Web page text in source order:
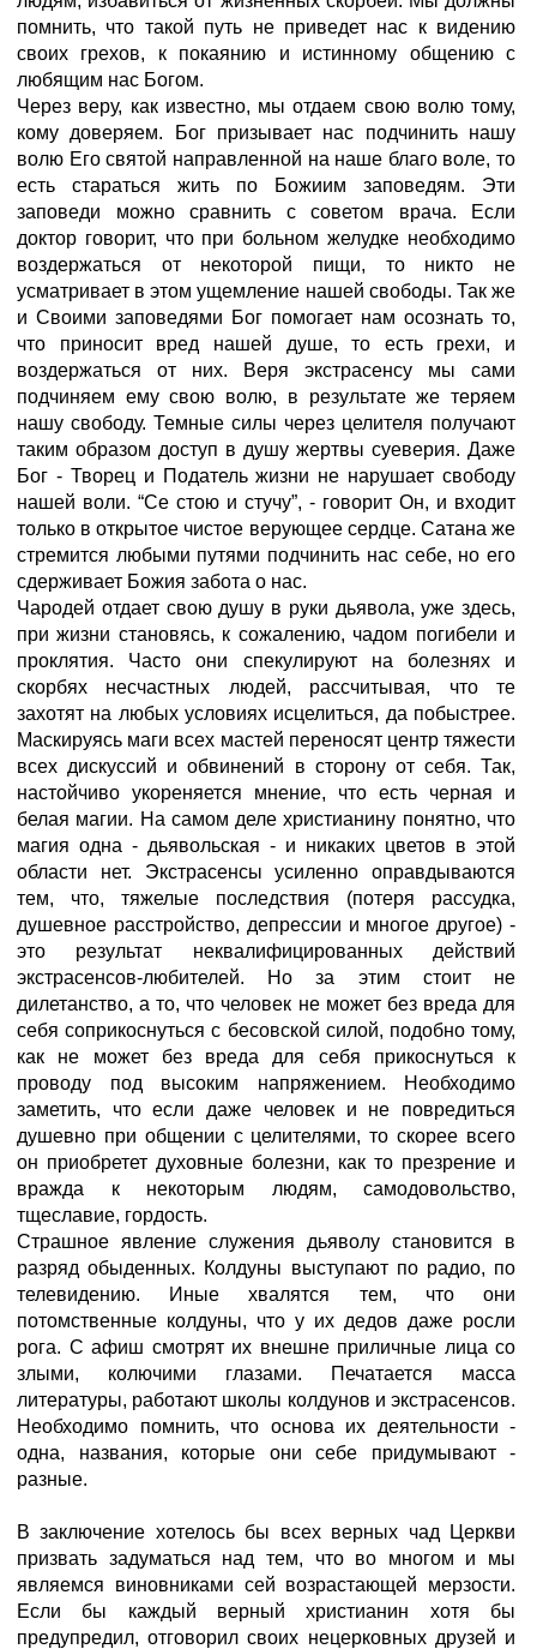
помнить, что такой путь не приведет нас к видению
своих грехов, к покаянию и истинному общению с
любящим нас Богом.
Через веру, как известно, мы отдаем свою волю тому,
кому доверяем. Бог призывает нас подчинить нашу
волю Его святой направленной на наше благо воле, то
есть стараться жить по Божиим заповедям. Эти
заповеди можно сравнить с советом врача. Если
доктор говорит, что при больном желудке необходимо
воздержаться от некоторой пищи, то никто не
усматривает в этом ущемление нашей свободы. Так же
и Своими заповедями Бог помогает нам осознать то,
что приносит вред нашей душе, то есть грехи, и
воздержаться от них. Веря экстрасенсу мы сами
подчиняем ему свою волю, в результате же теряем
нашу свободу. Темные силы через целителя получают
таким образом доступ в душу жертвы суеверия. Даже
Бог - Творец и Податель жизни не нарушает свободу
нашей воли. “Се стою и стучу”, - говорит Он, и входит
только в открытое чистое верующее сердце. Сатана же
стремится любыми путями подчинить нас себе, но его
сдерживает Божия забота о нас.
Чародей отдает свою душу в руки дьявола, уже здесь,
при жизни становясь, к сожалению, чадом погибели и
проклятия. Часто они спекулируют на болезнях и
скорбях несчастных людей, рассчитывая, что те
захотят на любых условиях исцелиться, да побыстрее.
Маскируясь маги всех мастей переносят центр тяжести
всех дискуссий и обвинений в сторону от себя. Так,
настойчиво укореняется мнение, что есть черная и
белая магии. На самом деле христианину понятно, что
магия одна - дьявольская - и никаких цветов в этой
области нет. Экстрасенсы усиленно оправдываются
тем, что, тяжелые последствия (потеря рассудка,
душевное расстройство, депрессии и многое другое) -
это результат неквалифицированных действий
экстрасенсов-любителей. Но за этим стоит не
дилетанство, а то, что человек не может без вреда для
себя соприкоснуться с бесовской силой, подобно тому,
как не может без вреда для себя прикоснуться к
проводу под высоким напряжением. Необходимо
заметить, что если даже человек и не повредиться
душевно при общении с целителями, то скорее всего
он приобретет духовные болезни, как то презрение и
вражда к некоторым людям, самодовольство,
тщеславие, гордость.
Страшное явление служения дьяволу становится в
разряд обыденных. Колдуны выступают по радио, по
телевидению. Иные хвалятся тем, что они
потомственные колдуны, что у их дедов даже росли
рога. С афиш смотрят их внешне приличные лица со
злыми, колючими глазами. Печатается масса
литературы, работают школы колдунов и экстрасенсов.
Необходимо помнить, что основа их деятельности -
одна, названия, которые они себе придумывают -
разные.
В заключение хотелось бы всех верных чад Церкви
призвать задуматься над тем, что во многом и мы
являемся виновниками сей возрастающей мерзости.
Если бы каждый верный христианин хотя бы
предупредил, отговорил своих нецерковных друзей и